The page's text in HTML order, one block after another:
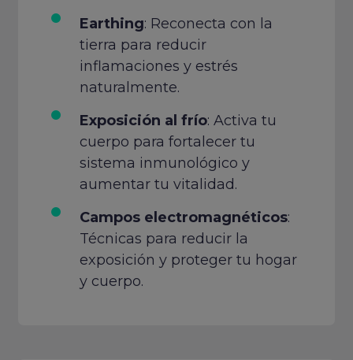
Earthing: Reconecta con la
tierra para reducir
inflamaciones y estrés
naturalmente.
Exposición al frío: Activa tu
cuerpo para fortalecer tu
sistema inmunológico y
aumentar tu vitalidad.
Campos electromagnéticos:
Técnicas para reducir la
exposición y proteger tu hogar
y cuerpo.